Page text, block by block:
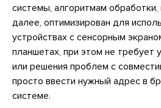
системы, алгоритмам
далее, оптимизирован для
устройствах с сенсорным
планшетах, при этом не требует
или решения проблем с
просто ввести нужный адрес в
системе.